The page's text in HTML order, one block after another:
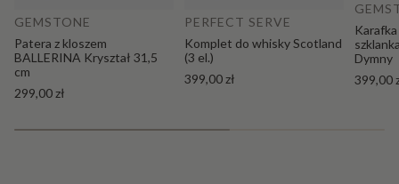
GEMSTONE
Patera z kloszem
BALLERINA Kryształ 31,5
cm
299,00 zł
PERFECT SERVE
Komplet do whisky Scotland
(3 el.)
399,00 zł
Dymny
399,00